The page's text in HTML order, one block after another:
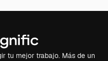
tu mejor trabajo. Más de un